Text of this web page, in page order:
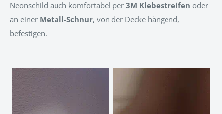
Neonschild auch komfortabel per 3M Klebestreifen oder
an einer Metall-Schnur, von der Decke hängend,
befestigen.